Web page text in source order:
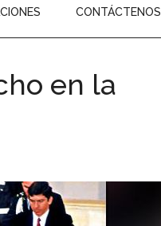
CONTÁCTENOS
en la